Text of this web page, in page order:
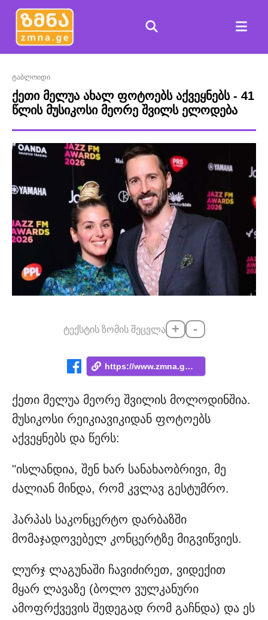
ტაბლოიდი
ქეთი მელუა ახალ ფოტოებს აქვეყნებს - 41
წლის მუსიკოსი მეორე შვილს ელოდება
ტექსტის ზომის შეცვლა + -
https://www.zmna.ge/news/keti-melua-akha...
ქეთი მელუა მეორე შვილის მოლოდინშია.
მუსიკოსი რეიკიავიკიდან ფოტოებს
აქვეყნებს და წერს:
"ისლანდია, შენ ხარ სანახაობრივი, მე
ძალიან მინდა, რომ კვლავ გესტუმრო.
ჰარპას საკონცერტო დარბაზში
მომაჯადოვებელ კონცერტზე მიგვიწვიეს.
ლურჯ ლაგუნაში ჩავიძირეთ, ვიდექით
მყარ ლავაზე (ბოლო ვულკანური
ამოფრქვევის შედეგად რომ გაჩნდა) და ეს